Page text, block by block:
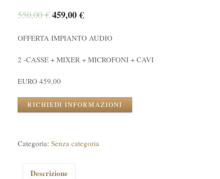
550,00€ 459,00€
OFFERTA IMPIANTO AUDIO
2 -CASSE + MIXER + MICROFONI + CAVI
EURO 459,00
RICHIEDI INFORMAZIONI
Categoria: Senza categoria
Descrizione